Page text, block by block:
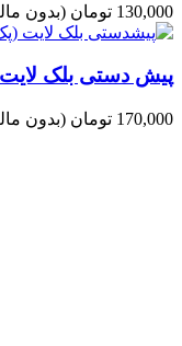
130,000 تومان (بدون
پیش دستی بلک لایت
170,000 تومان
(بدون